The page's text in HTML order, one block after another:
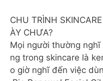
️CHU TRÌNH
ÀY CHƯA?
Mọi người thường
ng trong skincare là
o giờ nghĩ đến việc